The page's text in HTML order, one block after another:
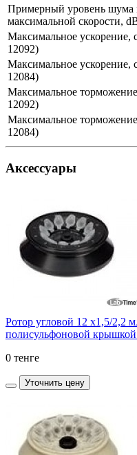
Примерный уровень шума
максимальной скорости,
Максимальное ускорение,
12092)
Максимальное ускорение,
12084)
Максимальное
12092)
Максимальное
12084)
Аксессуары
Ротор угловой 12 х1,5/2,2
полисульфоновой
0 тенге
Уточнить цену